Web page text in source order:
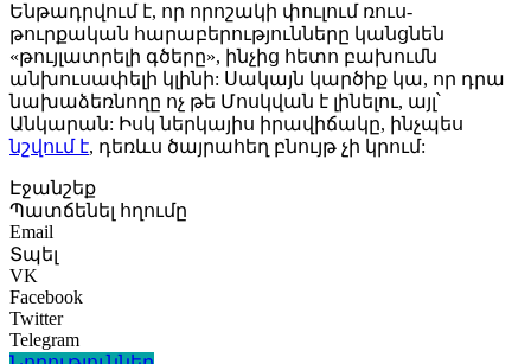
Ենթադրվում է, որ որոշակի փուլում ռուս-
թուրքական հարաբերությունները կանցնեն
«թույլատրելի գծերը», ինչից հետո բախումն
անխուսափելի կլինի: Սակայն կարծիք կա, որ դրա
նախաձեռնողը ոչ թե Մոսկվան է լինելու, այլ՝
Անկարան: Իսկ ներկայիս իրավիճակը, ինչպես
նշվում է, դեռևս ծայրահեղ բնույթ չի կրում:
Էջանշեք
Պատճենել հղումը
Email
Տպել
VK
Facebook
Twitter
Telegram